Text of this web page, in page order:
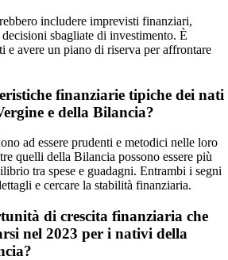
includere imprevisti finanziari,
sbagliate di investimento. È
e avere un piano di riserva per affrontare
finanziarie tipiche dei nati
e della Bilancia?
ad essere prudenti e metodici nelle loro
quelli della Bilancia possono essere più
tra spese e guadagni. Entrambi i segni
e cercare la stabilità finanziaria.
di crescita finanziaria che
nel 2023 per i nativi della